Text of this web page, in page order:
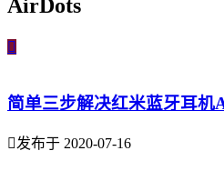
AirDots

简单三步解决红米蓝牙耳机
发布于 2020-07-16